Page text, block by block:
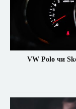
VW Polo чи